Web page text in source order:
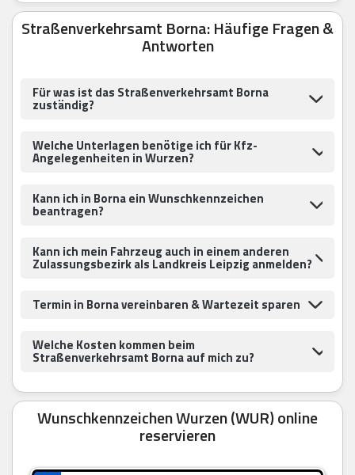
Straßenverkehrsamt Borna: Häufige Fragen &
Antworten
Für was ist das Straßenverkehrsamt Borna
zuständig?
Welche Unterlagen benötige ich für Kfz-
Angelegenheiten in Wurzen?
Kann ich in Borna ein Wunschkennzeichen
beantragen?
Kann ich mein Fahrzeug auch in einem anderen
Zulassungsbezirk als Landkreis Leipzig anmelden?
Termin in Borna vereinbaren & Wartezeit sparen
Welche Kosten kommen beim
Straßenverkehrsamt Borna auf mich zu?
Wunschkennzeichen Wurzen (WUR) online
reservieren